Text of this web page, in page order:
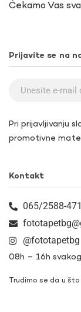
Čekamo Vas
Prijavite se na
Pri prijavljivanju
promotivne
Kontakt
065/2588-471
@fototapetbg
08h – 16h
Trudimo se da u